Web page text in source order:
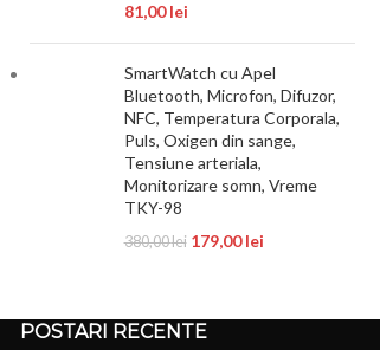
81,00lei
SmartWatch cu Apel
Bluetooth, Microfon, Difuzor,
NFC, Temperatura Corporala,
Puls, Oxigen din sange,
Tensiune arteriala,
Monitorizare somn, Vreme
TKY-98
380,00lei 179,00lei
POSTARI RECENTE